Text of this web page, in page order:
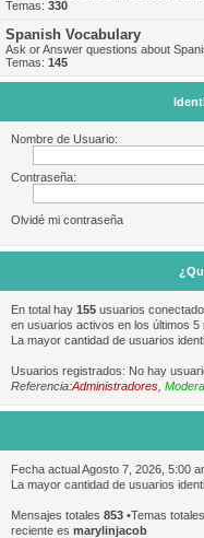
Temas: 330
Spanish Vocabulary
Ask or Answer questions about
Temas: 145
Nombre de Usuario:
Contraseña:
Olvidé mi contraseña
En total hay 155 usuarios
en usuarios activos en los últimos 5
La mayor cantidad de usuarios
Usuarios registrados: No hay
Referencia:Administradores
Fecha actual Agosto 7, 2026, 5:00
La mayor cantidad de usuarios
Mensajes totales 853 •Temas totales
reciente es marylinjacob